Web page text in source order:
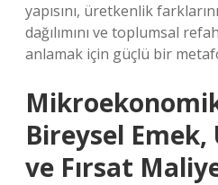
yapısını, üretkenlik
dağılımını ve toplumsal
anlamak için güçlü bir
Bireysel
ve Fırsat